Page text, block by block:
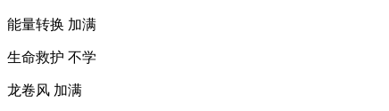
能量转换 加满
生命救护 不学
龙卷风 加满